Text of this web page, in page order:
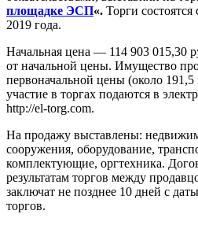
площадке ЭСП«. Торги
2019 года.
Начальная цена — 114 903 015,30
от начальной цены. Имущество
первоначальной цены (около
участие в торгах подаются в
http://el-torg.com.
На продажу выставлены:
сооружения, оборудование,
комплектующие, оргтехника.
результатам торгов между
заключат не позднее 10 дней с
торгов.